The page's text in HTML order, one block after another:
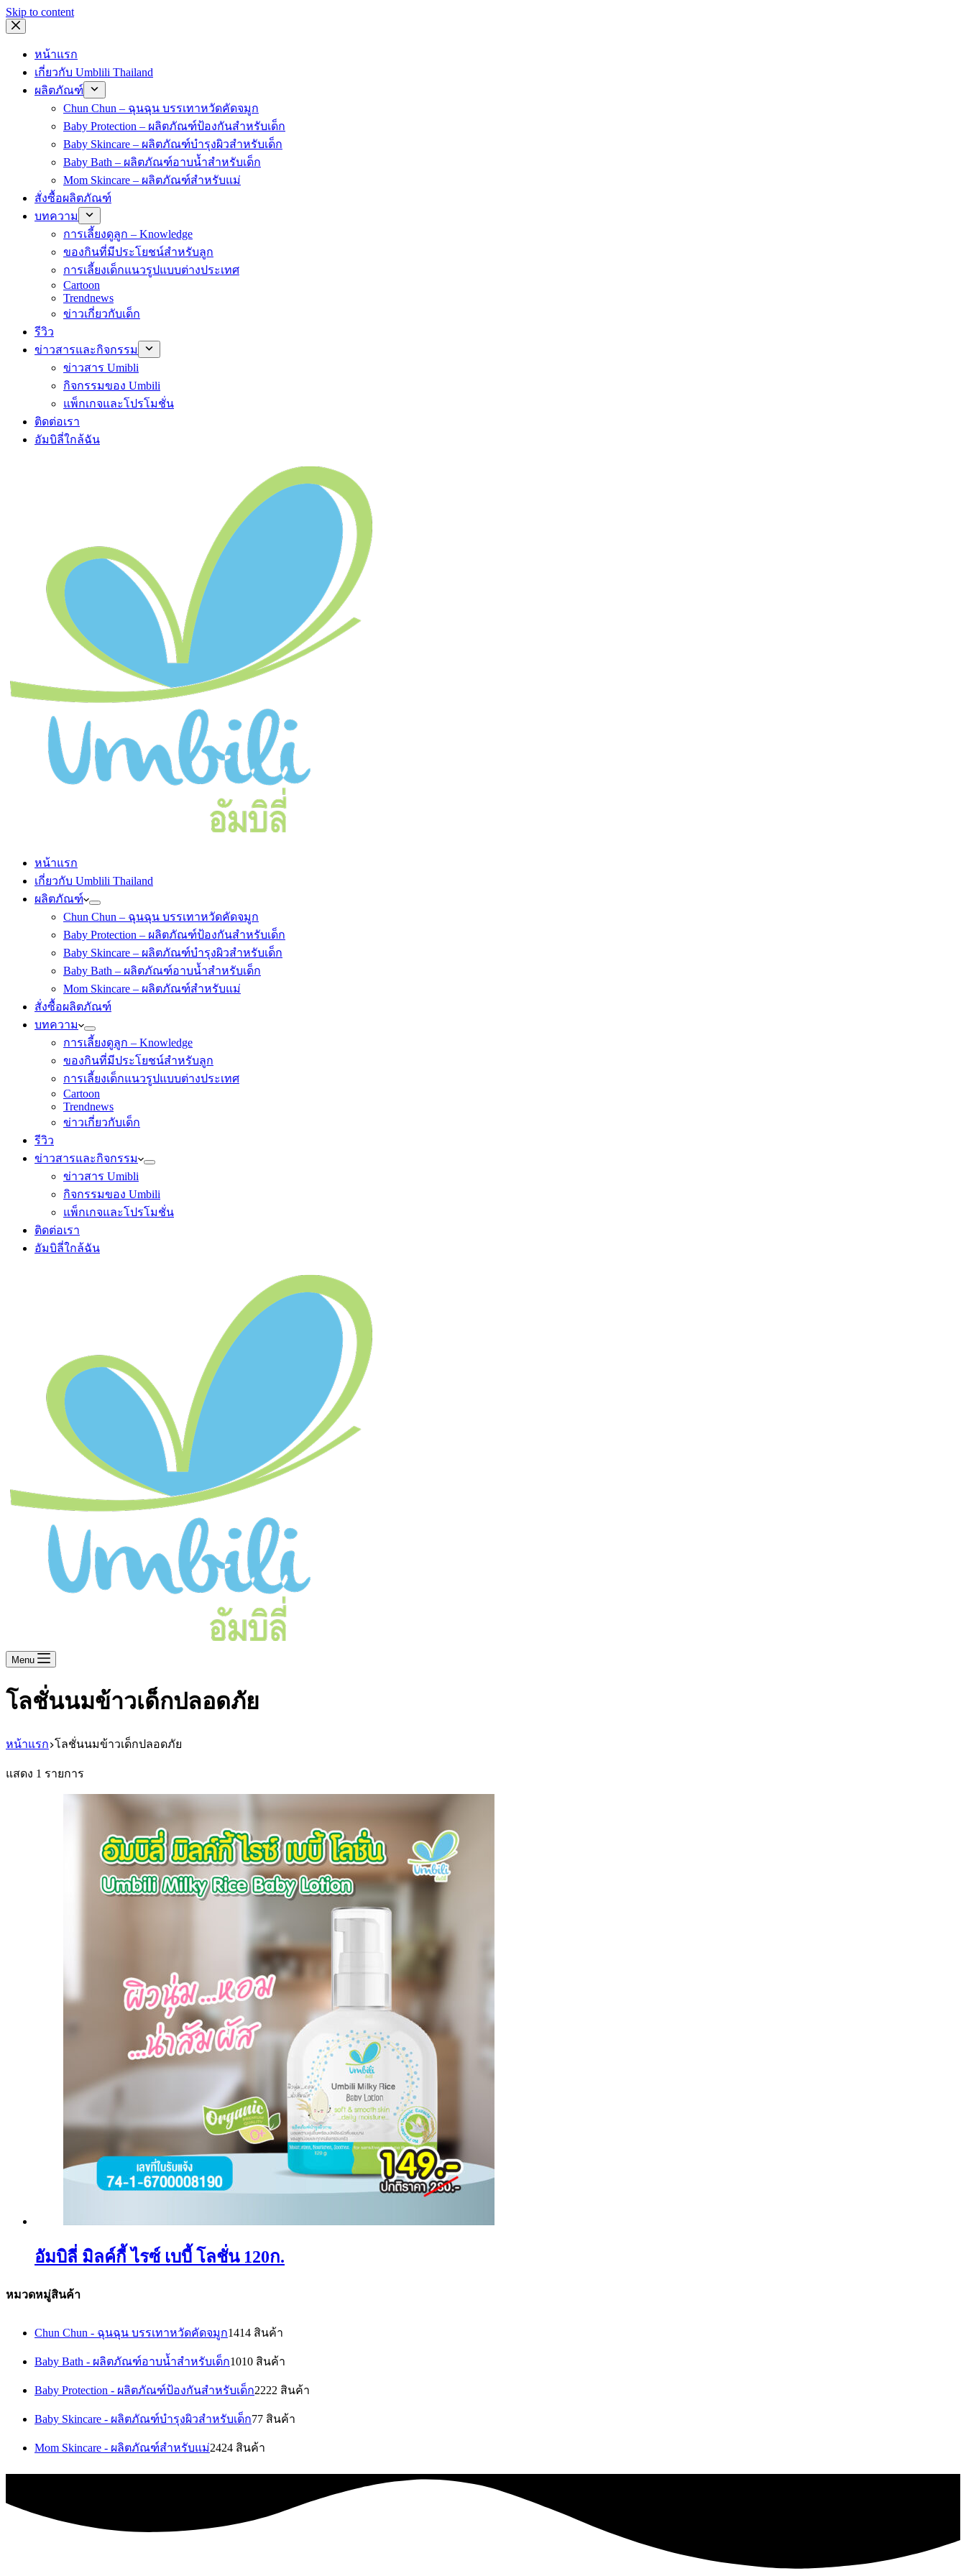
Skip to content
หน้าแรก
เกี่ยวกับ Umblili Thailand
ผลิตภัณฑ์
Chun Chun – ฉุนฉุน บรรเทาหวัดคัดจมูก
Baby Protection – ผลิตภัณฑ์ป้องกันสำหรับเด็ก
Baby Skincare – ผลิตภัณฑ์บำรุงผิวสำหรับเด็ก
Baby Bath – ผลิตภัณฑ์อาบน้ำสำหรับเด็ก
Mom Skincare – ผลิตภัณฑ์สำหรับแม่
สั่งซื้อผลิตภัณฑ์
บทความ
การเลี้ยงดูลูก – Knowledge
ของกินที่มีประโยชน์สำหรับลูก
การเลี้ยงเด็กแนวรูปแบบต่างประเทศ
Cartoon
Trendnews
ข่าวเกี่ยวกับเด็ก
รีวิว
ข่าวสารและกิจกรรม
ข่าวสาร Umibli
กิจกรรมของ Umbili
แพ็กเกจและโปรโมชั่น
ติดต่อเรา
อัมบิลี่ใกล้ฉัน
หน้าแรก
เกี่ยวกับ Umblili Thailand
ผลิตภัณฑ์
Chun Chun – ฉุนฉุน บรรเทาหวัดคัดจมูก
Baby Protection – ผลิตภัณฑ์ป้องกันสำหรับเด็ก
Baby Skincare – ผลิตภัณฑ์บำรุงผิวสำหรับเด็ก
Baby Bath – ผลิตภัณฑ์อาบน้ำสำหรับเด็ก
Mom Skincare – ผลิตภัณฑ์สำหรับแม่
สั่งซื้อผลิตภัณฑ์
บทความ
การเลี้ยงดูลูก – Knowledge
ของกินที่มีประโยชน์สำหรับลูก
การเลี้ยงเด็กแนวรูปแบบต่างประเทศ
Cartoon
Trendnews
ข่าวเกี่ยวกับเด็ก
รีวิว
ข่าวสารและกิจกรรม
ข่าวสาร Umibli
กิจกรรมของ Umbili
แพ็กเกจและโปรโมชั่น
ติดต่อเรา
อัมบิลี่ใกล้ฉัน
Menu
โลชั่นนมข้าวเด็กปลอดภัย
หน้าแรก โลชั่นนมข้าวเด็กปลอดภัย
แสดง 1 รายการ
อัมบิลี่ มิลค์กี้ ไรซ์ เบบี้ โลชั่น 120ก.
หมวดหมู่สินค้า
Chun Chun - ฉุนฉุน บรรเทาหวัดคัดจมูก1414 สินค้า
Baby Bath - ผลิตภัณฑ์อาบน้ำสำหรับเด็ก1010 สินค้า
Baby Protection - ผลิตภัณฑ์ป้องกันสำหรับเด็ก2222 สินค้า
Baby Skincare - ผลิตภัณฑ์บำรุงผิวสำหรับเด็ก77 สินค้า
Mom Skincare - ผลิตภัณฑ์สำหรับแม่2424 สินค้า